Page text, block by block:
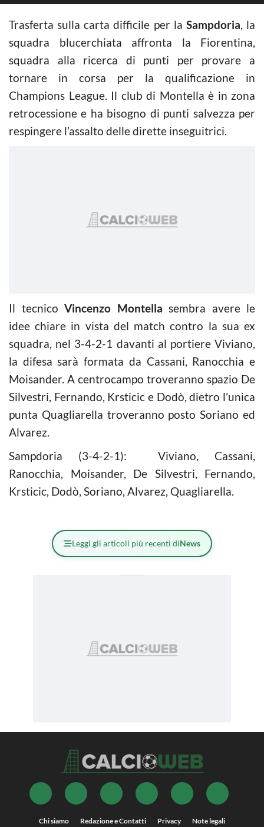
Trasferta sulla carta difficile per la Sampdoria, la
squadra blucerchiata affronta la Fiorentina,
squadra alla ricerca di punti per provare a
tornare in corsa per la qualificazione in
Champions League. Il club di Montella è in zona
retrocessione e ha bisogno di punti salvezza per
respingere l’assalto delle dirette inseguitrici.
Il tecnico Vincenzo Montella sembra avere le
idee chiare in vista del match contro la sua ex
squadra, nel 3-4-2-1 davanti al portiere Viviano,
la difesa sarà formata da Cassani, Ranocchia e
Moisander. A centrocampo troveranno spazio De
Silvestri, Fernando, Krsticic e Dodò, dietro l’unica
punta Quagliarella troveranno posto Soriano ed
Alvarez.
Sampdoria (3-4-2-1): Viviano, Cassani,
Ranocchia, Moisander, De Silvestri, Fernando,
Krsticic, Dodò, Soriano, Alvarez, Quagliarella.
Leggi gli articoli più recenti diNews
Chi siamo Redazione e Contatti Privacy Note legali